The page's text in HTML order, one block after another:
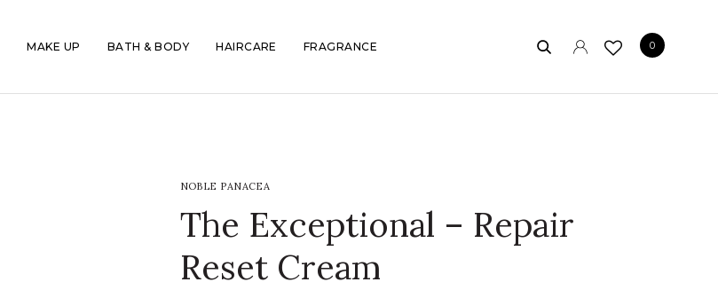
0
MAKE UP BATH & BODY HAIRCARE FRAGRANCE
NOBLE PANACEA
The Exceptional – Repair
Reset Cream